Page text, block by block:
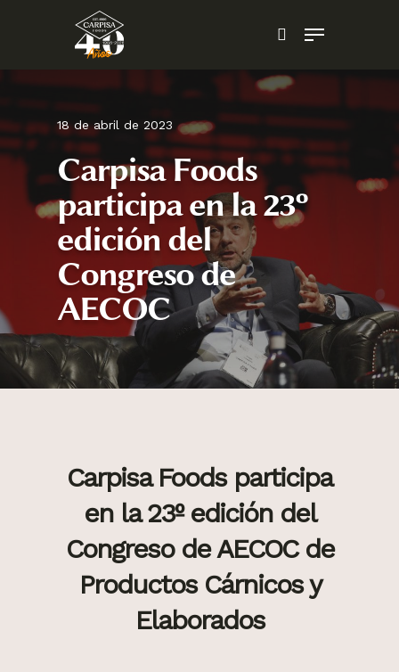
search
Menu
Carpisa Foods
participa en la 23º
edición del
Congreso de
AECOC
18 de abril de 2023
Carpisa Foods participa
en la 23º edición del
Congreso de AECOC de
Productos Cárnicos y
Elaborados